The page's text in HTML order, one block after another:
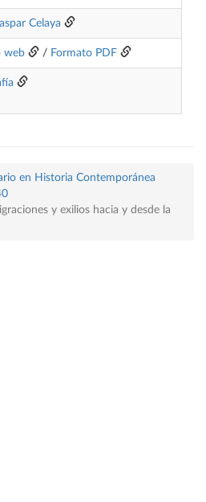
Celaya
web / Formato PDF
en Historia Contemporánea
y exilios hacia y desde la